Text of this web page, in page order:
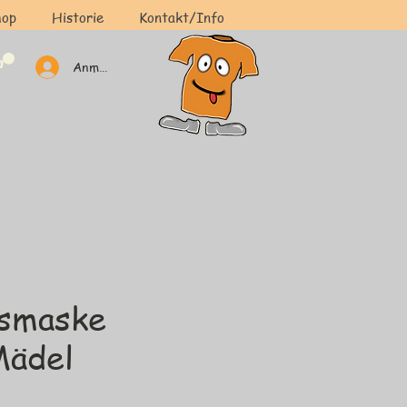
Historie Kontakt/Info
Anmelden